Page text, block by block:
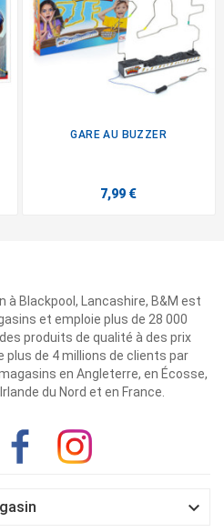
GARE AU BUZZER
7,99 €
à Blackpool, Lancashire, B&M est
et emploie plus de 28 000
produits de qualité à des prix
de 4 millions de clients par
en Angleterre, en Écosse,
du Nord et en France.
